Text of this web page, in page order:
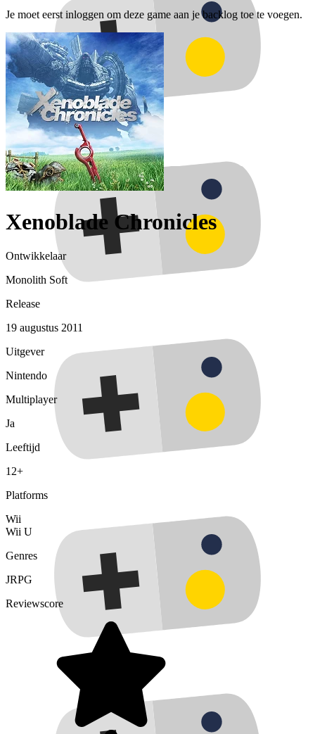
Je moet eerst inloggen om deze game aan je backlog toe te voegen.
Xenoblade Chronicles
Ontwikkelaar
Monolith Soft
Release
19 augustus 2011
Uitgever
Nintendo
Multiplayer
Ja
Leeftijd
12+
Platforms
Wii
Wii U
Genres
JRPG
Reviewscore